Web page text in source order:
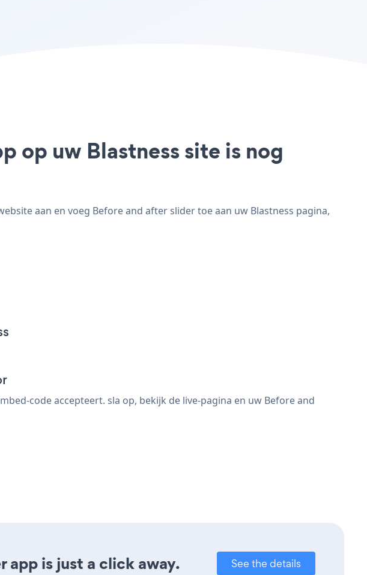
op uw Blastness site is nog
aan en voeg Before and after slider toe aan uw Blastness pagina,
code accepteert. sla op, bekijk de live-pagina en uw Before and
is just a click away. See the details